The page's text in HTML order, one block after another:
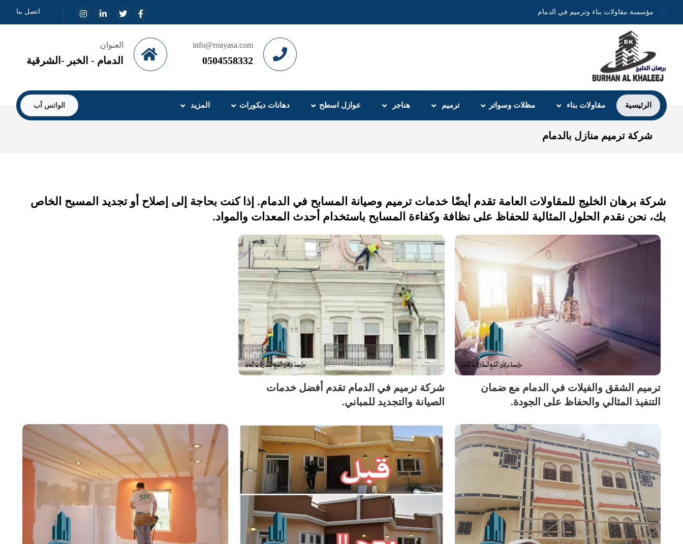
مؤسسة مقاولات بناء وترميم في الدمام اتصل بنا
العنوان
الدمام - الخبر -الشرقية
info@roayasa.com
0504558332
الرئيسية مقاولات بناء مظلات وسواتر ترميم هناجر عوازل اسطح دهانات ديكورات المزيد الواتس آب
شركة ترميم منازل بالدمام
شركة برهان الخليج للمقاولات العامة تقدم أيضًا خدمات ترميم وصيانة المسابح في الدمام. إذا كنت بحاجة إلى إصلاح أو تجديد المسبح الخاص
بك، نحن نقدم الحلول المثالية للحفاظ على نظافة وكفاءة المسابح باستخدام أحدث المعدات والمواد.
ترميم الشقق والفيلات في الدمام مع ضمان
التنفيذ المثالي والحفاظ على الجودة.
شركة ترميم في الدمام تقدم أفضل خدمات
الصيانة والتجديد للمباني.